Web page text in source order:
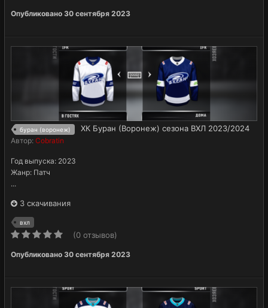
Опубликовано 30 сентября 2023
буран (воронеж) ХК Буран (Воронеж) сезона ВХЛ 2023/2024
Автор: Cobratin
Год выпуска: 2023
Жанр: Патч
...
3 скачивания
вхл
(0 отзывов)
Опубликовано 30 сентября 2023